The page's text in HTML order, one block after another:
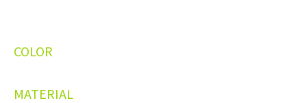
COLOR
MATERIAL